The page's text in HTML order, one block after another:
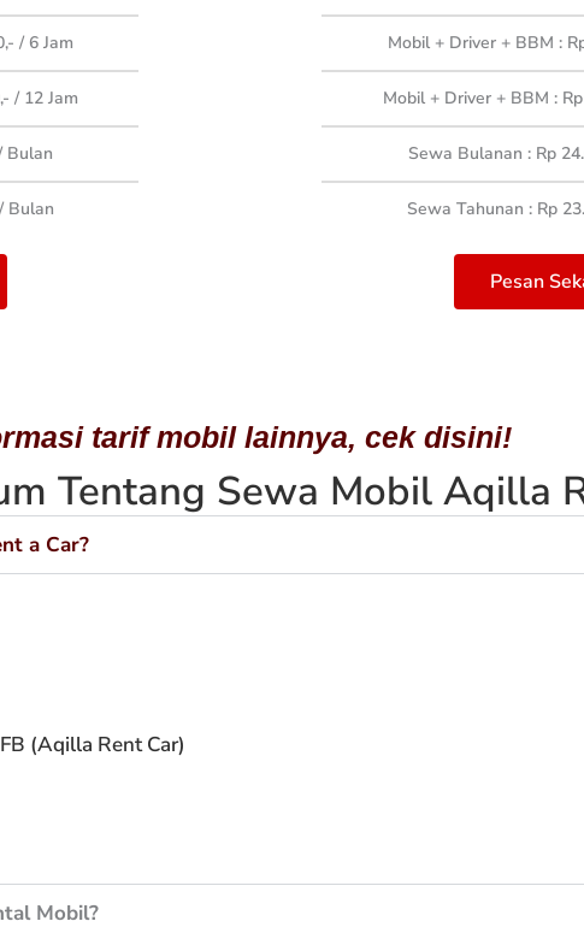
/ 6 Jam
/ 12 Jam
Bulan
Bulan
Mobil + Driver + BBM :
Mobil + Driver + BBM :
Sewa Bulanan : Rp
Sewa Tahunan : Rp
Pesan
tarif mobil lainnya, cek disini!
Tentang Sewa Mobil Aqilla
a Car?
(Aqilla Rent Car)
Mobil?